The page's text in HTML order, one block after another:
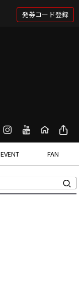
発券コード登録
EVENT FAN